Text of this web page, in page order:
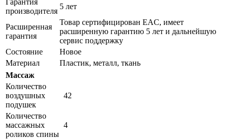
производителя
5 лет
Расширенная
гарантия
Товар сертифицирован EAC, имеет
расширенную гарантию 5 лет и дальнейшую
сервис поддержку
Состояние
Новое
Материал
Пластик, металл, ткань
Массаж
Количество
воздушных
подушек
42
Количество
массажных
роликов спины
4